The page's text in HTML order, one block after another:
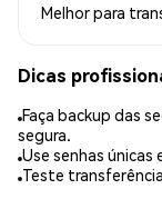
Melhor para
Dicas
Faça backup das
segura.
Use senhas
Teste